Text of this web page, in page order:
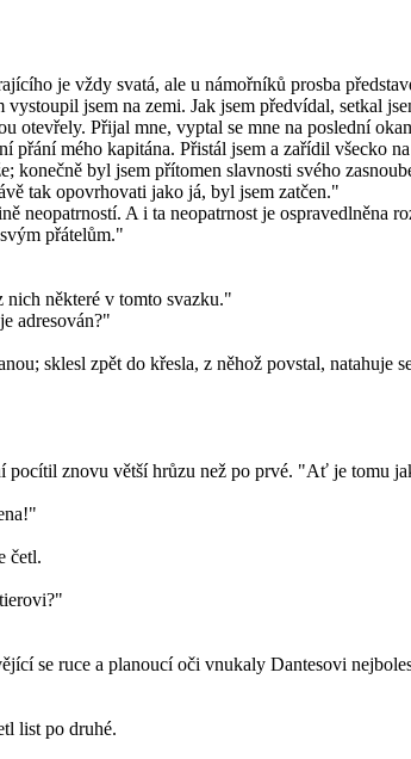
je vždy svatá, ale u námořníků prosba
jsem na zemi. Jak jsem předvídal, setkal
otevřely. Přijal mne, vyptal se mne na poslední
mého kapitána. Přistál jsem a zařídil všecko
byl jsem přítomen slavnosti svého
tak opovrhovati jako já, byl jsem zatčen."
A i ta neopatrnost je ospravedlněna
přátelům."
některé v tomto svazku."
adresován?"
sklesl zpět do křesla, z něhož povstal, natahuje
znovu větší hrůzu než po prvé. "Ať je tomu
četl.
se ruce a planoucí oči vnukaly Dantesovi
list po druhé.